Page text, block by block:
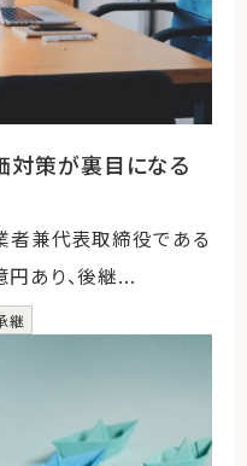
対策が裏目になる
兼代表取締役である
あり、後継...
継